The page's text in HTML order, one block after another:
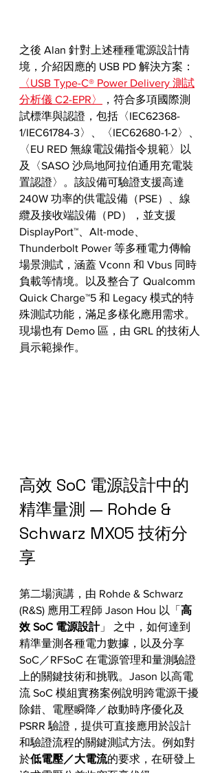
之後 Alan 針對上述種種電源設計情
境，介紹因應的 USB PD 解決方案：
〈USB Type-C® Power Delivery 測試
分析儀 C2-EPR〉
，符合多項國際測
試標準與認證，包括〈IEC62368-
1/IEC61784-3〉、〈IEC62680-1-2〉、
〈EU RED 無線電設備指令規範〉以
及〈SASO 沙烏地阿拉伯通用充電裝
置認證〉。該設備可驗證支援高達
240W 功率的供電設備（PSE）、線
纜及接收端設備（PD），並支援
DisplayPort™、Alt-mode、
Thunderbolt Power 等多種電力傳輸
場景測試，涵蓋 Vconn 和 Vbus 同時
負載等情境。以及整合了 Qualcomm
Quick Charge™5 和 Legacy 模式的特
殊測試功能，滿足多樣化應用需求。
現場也有 Demo 區，由 GRL 的技術人
員示範操作。
高效 SoC 電源設計中的
精準量測 — Rohde &
Schwarz MXO5 技術分
享
第二場演講，由 Rohde & Schwarz
(R&S) 應用工程師 Jason Hou 以「 高
效 SoC 電源設計」 之中，如何達到
精準量測各種電力數據，以及分享
SoC／RFSoC 在電源管理和量測驗證
上的關鍵技術和挑戰。Jason 以高電
流 SoC 模組實務案例說明跨電源干擾
除錯、電壓瞬降／啟動時序優化及
PSRR 驗證，提供可直接應用於設計
和驗證流程的關鍵測試方法。例如對
於低電壓／大電流的要求，在研發上